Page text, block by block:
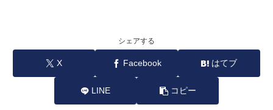
シェアする
X Facebook はてブ
LINE コピー